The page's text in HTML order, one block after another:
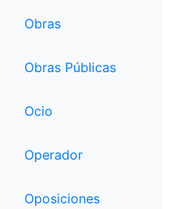
Obras
Obras Públicas
Ocio
Operador
Oposiciones